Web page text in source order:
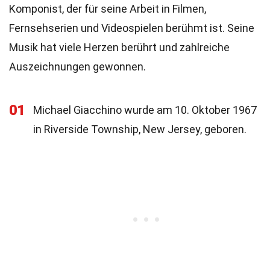
Komponist, der für seine Arbeit in Filmen,
Fernsehserien und Videospielen berühmt ist. Seine
Musik hat viele Herzen berührt und zahlreiche
Auszeichnungen gewonnen.
01
Michael Giacchino wurde am 10. Oktober 1967
in Riverside Township, New Jersey, geboren.